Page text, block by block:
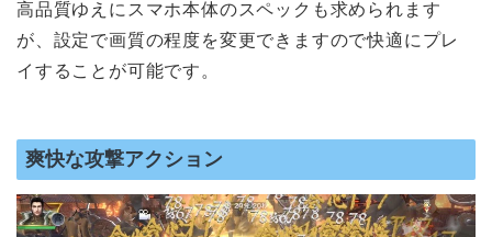
高品質ゆえにスマホ本体のスペックも求められます
が、設定で画質の程度を変更できますので快適にプレ
イすることが可能です。
爽快な攻撃アクション